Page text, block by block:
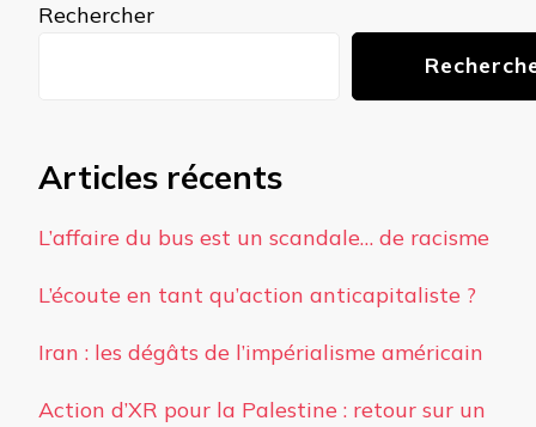
Rechercher
Articles récents
L’affaire du bus est un scandale… de racisme
L’écoute en tant qu’action anticapitaliste ?
Iran : les dégâts de l’impérialisme américain
Action d’XR pour la Palestine : retour sur un